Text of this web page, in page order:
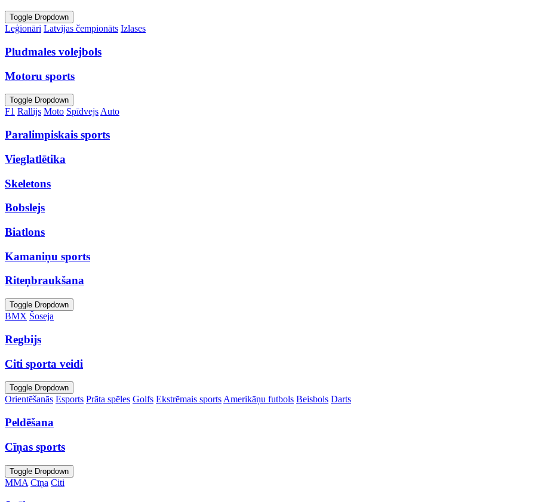
Toggle Dropdown
Leģionāri Latvijas čempionāts Izlases
Pludmales volejbols
Motoru sports
Toggle Dropdown
F1 Rallijs Moto SpīdvejsAuto
Paralimpiskais sports
Vieglatlētika
Skeletons
Bobslejs
Biatlons
Kamaniņu sports
Riteņbraukšana
Toggle Dropdown
BMX Šoseja
Regbijs
Citi sporta veidi
Toggle Dropdown
Orientēšanās Esports Prāta spēles Golfs Ekstrēmais sports Amerikāņu futbols Beisbols Darts
Peldēšana
Cīņas sports
Toggle Dropdown
MMA Cīņa Citi